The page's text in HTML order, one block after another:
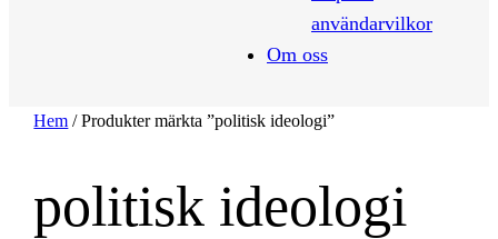
användarvilkor
Om oss
Hem / Produkter märkta ”politisk ideologi”
politisk ideologi